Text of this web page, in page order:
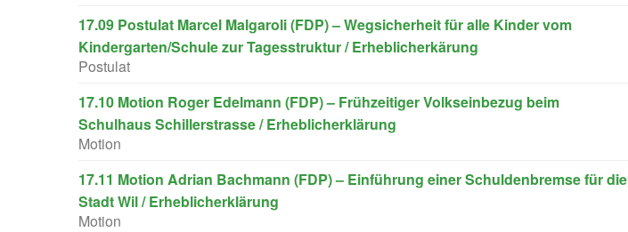
17.09 Postulat Marcel Malgaroli (FDP) – Wegsicherheit für alle Kinder vom
Kindergarten/Schule zur Tagesstruktur / Erheblicherkärung
Postulat
17.10 Motion Roger Edelmann (FDP) – Frühzeitiger Volkseinbezug beim
Schulhaus Schillerstrasse / Erheblicherklärung
Motion
17.11 Motion Adrian Bachmann (FDP) – Einführung einer Schuldenbremse für die
Stadt Wil / Erheblicherklärung
Motion